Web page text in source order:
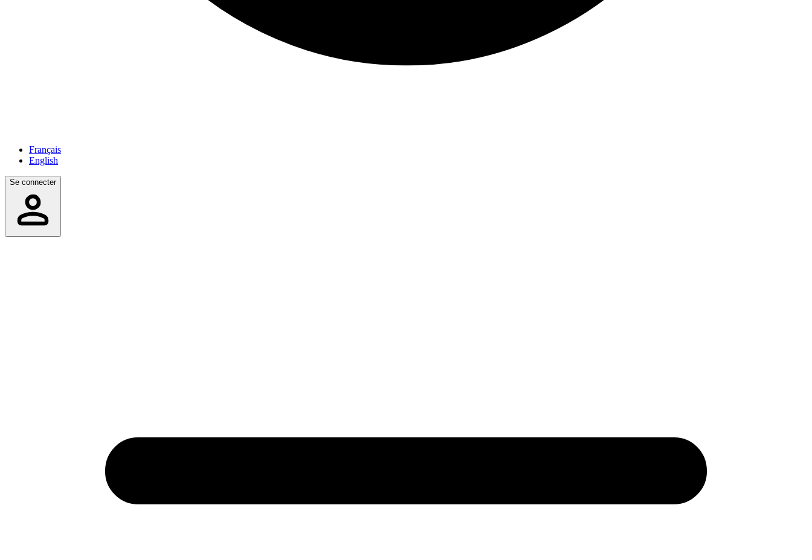
Français
English
Se connecter